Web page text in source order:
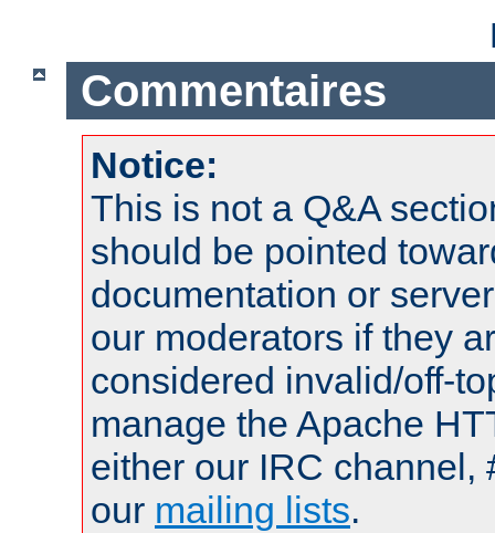
Commentaires
Notice:
This is not a Q&A
should be pointed
documentation or
our moderators if they
considered invalid/off-
manage the Apache
either our IRC channel,
our mailing lists.